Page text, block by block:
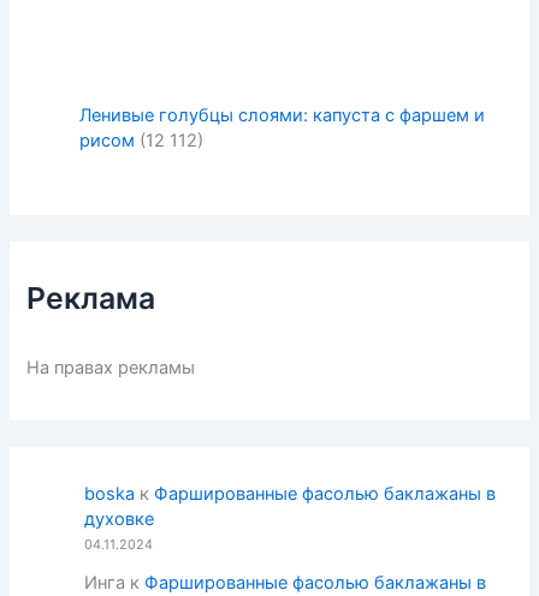
Ленивые голубцы слоями: капуста с фаршем и
рисом (12 112)
Реклама
На правах рекламы
boska к Фаршированные фасолью баклажаны в
духовке
04.11.2024
Инга к Фаршированные фасолью баклажаны в